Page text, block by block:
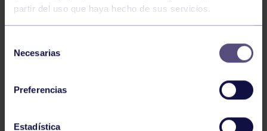
partir del uso que haya hecho de sus servicios.
Necesarias
Preferencias
Estadística
ÓSCAR PALOMERO, RUMBO AL
MUNDIAL